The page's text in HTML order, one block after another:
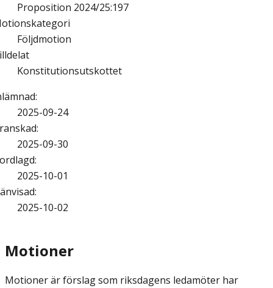
Proposition 2024/25:197
Följdmotion
Konstitutionsutskottet
:
2025-09-24
:
2025-09-30
:
2025-10-01
:
2025-10-02
Motioner
Motioner är förslag som riksdagens ledamöter har